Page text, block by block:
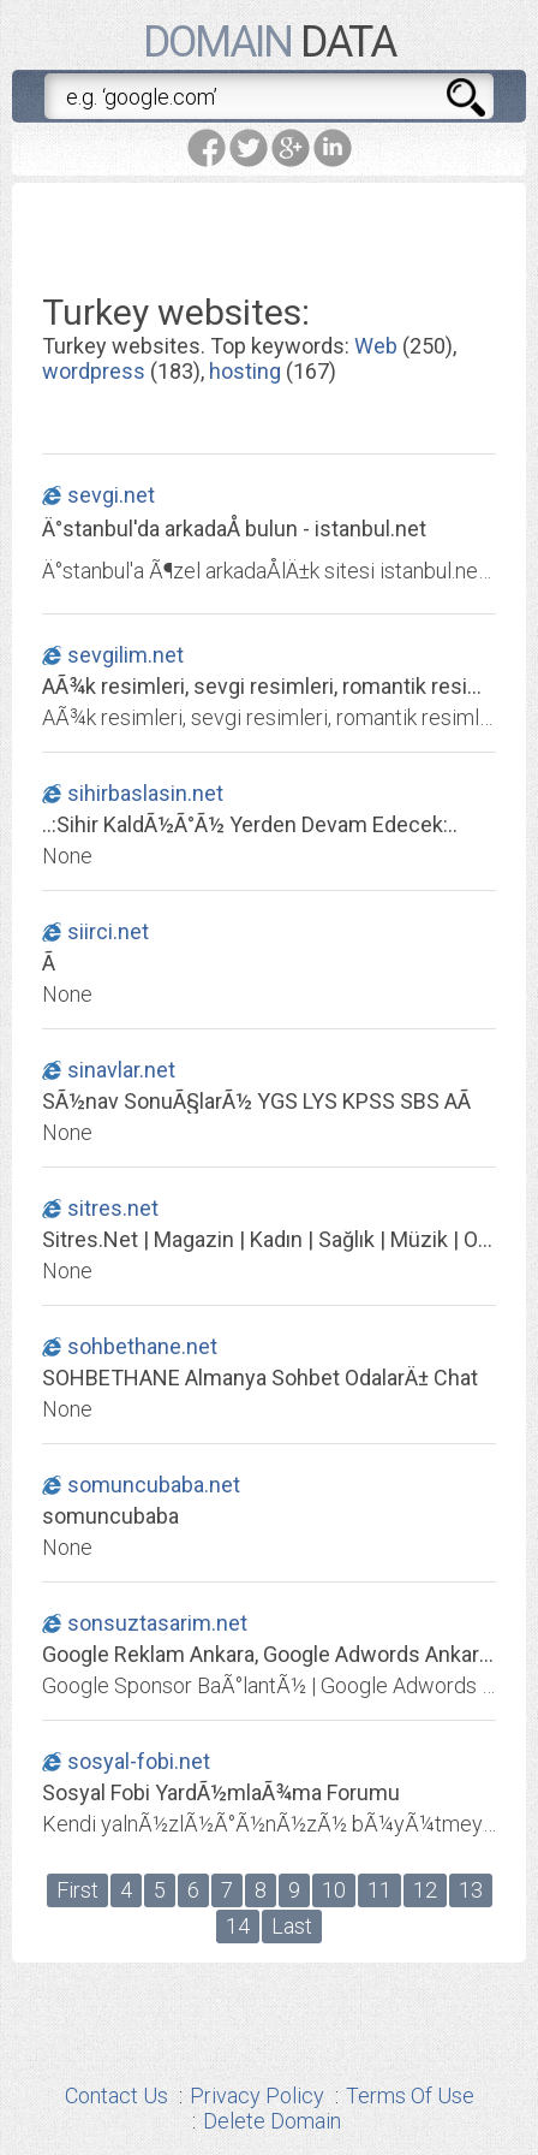
DOMAIN DATA
Turkey websites:
Turkey websites. Top keywords: Web (250),
wordpress (183), hosting (167)
sevgi.net
Ä°stanbul'da arkadaÅ bulun - istanbul.net
sevgilim.net
AÃ¾k resimleri, sevgi resimleri, romantik resimler, duygusal resimler
sihirbaslasin.net
..:Sihir KaldÃ½Ã°Ã½ Yerden Devam Edecek:..
None
siirci.net
Ã
None
sinavlar.net
SÃ½nav SonuÃ§larÃ½ YGS LYS KPSS SBS AÃ
None
sitres.net
Sitres.Net | Magazin | Kadın | Sağlık | Müzik | Oyun | Sinema | Teknoloji | Döviz
None
sohbethane.net
SOHBETHANE Almanya Sohbet OdalarÄ± Chat
None
somuncubaba.net
somuncubaba
None
sonsuztasarim.net
Google Reklam Ankara, Google Adwords Ankara, Google ReklamlarÃ½, Google Sponsor BaÃ°lantÃ½ Ankara, Google Arama AÃ°Ã½ Reklam UzmanÃ½, Adwords EÃ°itimi, Ankara Adwords EÃ°itimi - Ana Sayfa
sosyal-fobi.net
Sosyal Fobi YardÃ½mlaÃ¾ma Forumu
First 4 5 6 7 8 9 10 11 12
13
14
Last
Contact Us Privacy Policy
Terms Of Use
Delete Domain